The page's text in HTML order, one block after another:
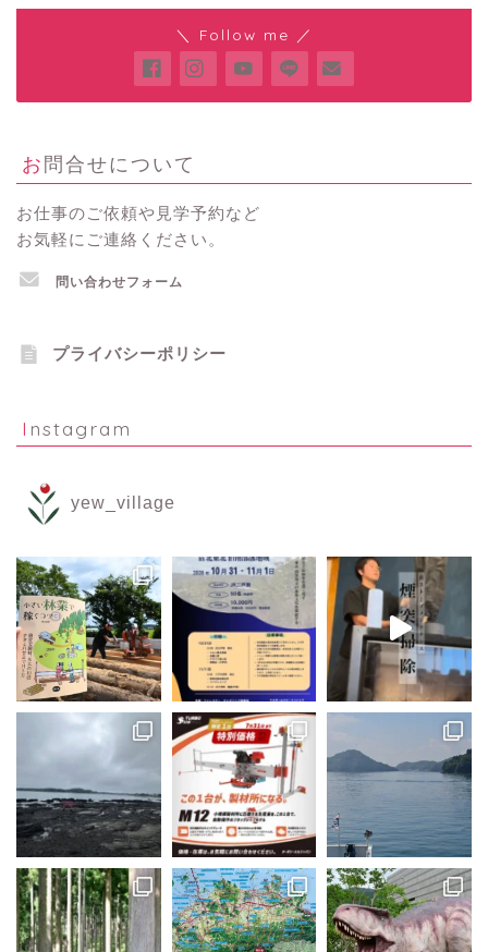
＼ Follow me ／
お問合せについて
お仕事のご依頼や見学予約など
お気軽にご連絡ください。
問い合わせフォーム
プライバシーポリシー
Instagram
yew_village